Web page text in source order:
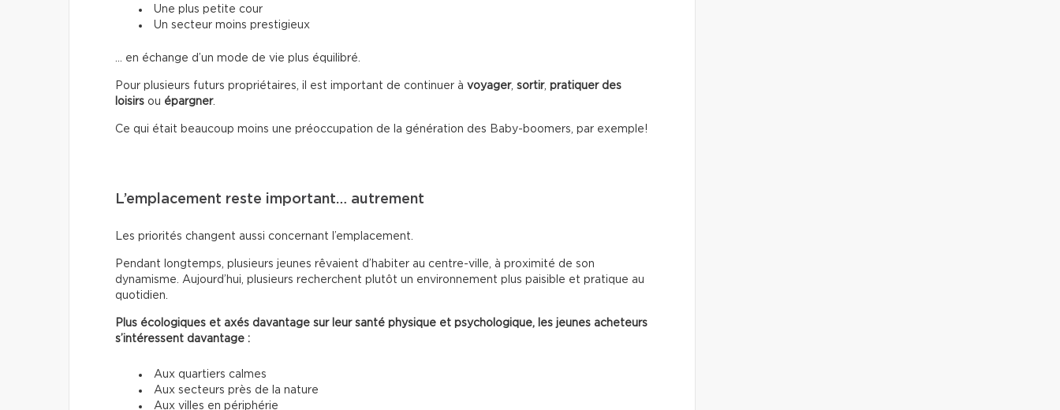
Une plus petite cour
Un secteur moins prestigieux
… en échange d’un mode de vie plus équilibré.
Pour plusieurs futurs propriétaires, il est important de continuer à voyager, sortir, pratiquer des
loisirs ou épargner.
Ce qui était beaucoup moins une préoccupation de la génération des Baby-boomers, par exemple!
L’emplacement reste important… autrement
Les priorités changent aussi concernant l’emplacement.
Pendant longtemps, plusieurs jeunes rêvaient d’habiter au centre-ville, à proximité de son
dynamisme. Aujourd’hui, plusieurs recherchent plutôt un environnement plus paisible et pratique au
quotidien.
Plus écologiques et axés davantage sur leur santé physique et psychologique, les jeunes acheteurs
s’intéressent davantage :
Aux quartiers calmes
Aux secteurs près de la nature
Aux villes en périphérie